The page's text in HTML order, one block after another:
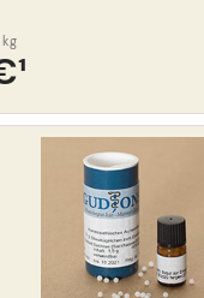
¹
kg